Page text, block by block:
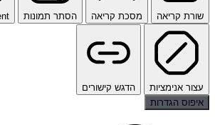
שורת קריאה מסכת קריאה הסתר תמונות
עצור אנימציות
הדגש קישורים
איפוס הגדרות